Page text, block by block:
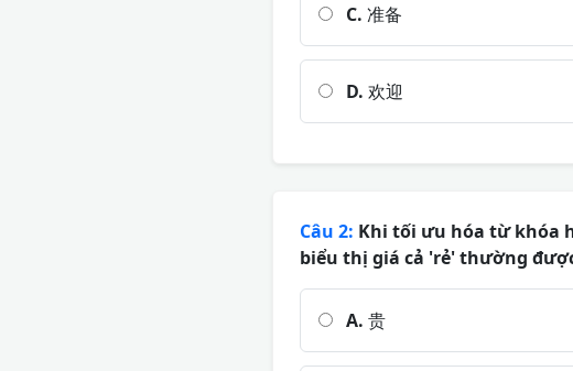
C. 准备
D. 欢迎
Câu 2: Khi tối ưu hóa từ khóa
biểu thị giá cả 'rẻ' thường
A. 贵